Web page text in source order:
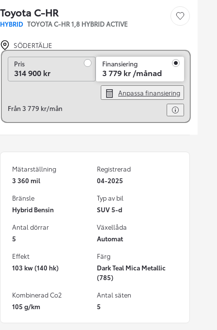
Toyota C-HR
HYBRID TOYOTA C-HR 1,8 HYBRID ACTIVE
Save car
SÖDERTÄLJE
PrisPris
314 900 kr
Finansiering
3 779 kr /månad
Anpassa finansiering
Från 3 779 kr/mån
Mätarställning
3 360 mil
Registrerad
04-2025
Bränsle
Hybrid Bensin
Typ av bil
SUV 5-d
Antal dörrar
5
Växellåda
Automat
Effekt
103 kw (140 hk)
Färg
Dark Teal Mica Metallic
(785)
Kombinerad Co2
105 g/km
Antal säten
5